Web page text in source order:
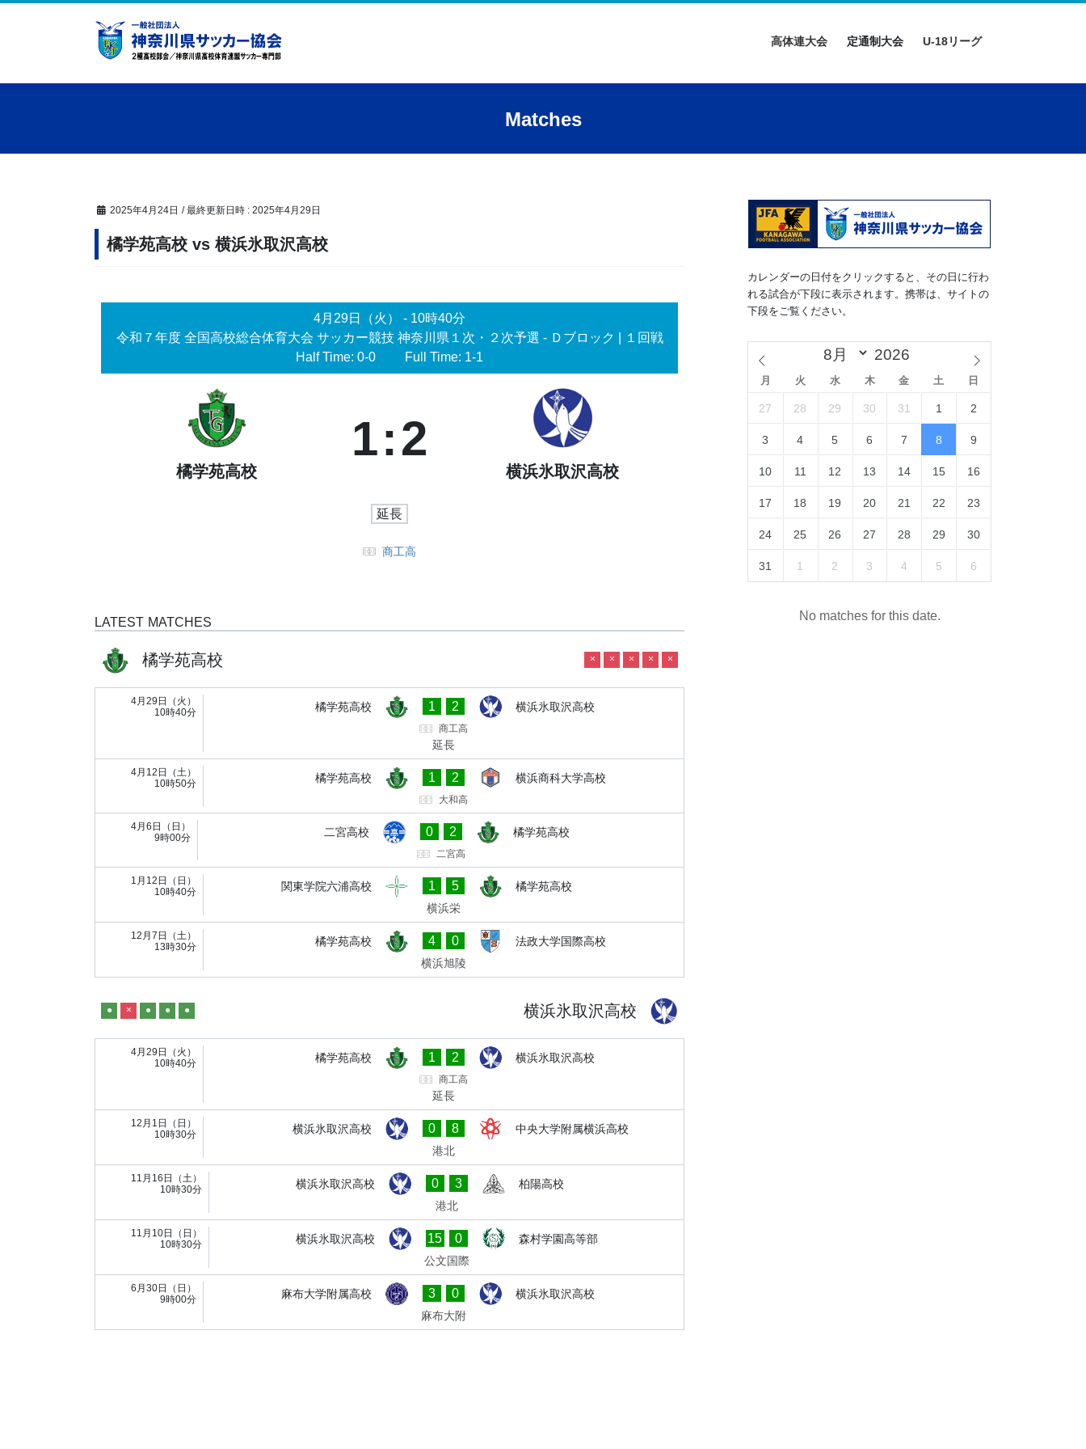
ツ
シ
高体連大会 定通制大会 U-18リーグ
Matches
2025年4月24日 / 最終更新日時 : 2025年4月29日
橘学苑高校 vs 横浜氷取沢高校
4月29日（火） - 10時40分
令和７年度 全国高校総合体育大会 サッカー競技 神奈川県１次・２次予選 - Ｄブロック
| １回戦
Half Time: 0-0
Full Time: 1-1
橘学苑高校
1:2
横浜氷取沢高校
延長
商工高
LATEST MATCHES
橘学苑高校 × × × × ×
4月29日（火）
10時40分
橘学苑高校 1 2 横浜氷取沢高校
商工高
延長
4月12日（土）
10時50分
橘学苑高校 1 2 横浜商科大学高校
大和高
4月6日（日）
9時00分
二宮高校 0 2 橘学苑高校
二宮高
1月12日（日）
10時40分
関東学院六浦高校 1 5
橘学苑高校
横浜栄
12月7日（土）
13時30分
橘学苑高校 4 0
法政大学国際高校
横浜旭陵
横浜氷取沢高校
● × ● ● ●
4月29日（火）
10時40分
橘学苑高校 1 2 横浜氷取沢高校
商工高
延長
12月1日（日）
10時30分
横浜氷取沢高校 0 8
中央大学附属横浜高校
港北
11月16日（土）
10時30分
横浜氷取沢高校 0 3
柏陽高校
港北
11月10日（日）
10時30分
横浜氷取沢高校 15 0
森村学園高等部
公文国際
6月30日（日）
9時00分
麻布大学附属高校 3 0
横浜氷取沢高校
麻布大附
カレンダーの日付をクリックすると、その日に行わ
れる試合が下段に表示されます。携帯は、サイトの
下段をご覧ください。
月 火 水 木 金 土 日
27 28 29 30 31 1 2
3 4 5 6 7 8 9
10 11 12 13 14 15 16
17 18 19 20 21 22 23
24 25 26 27 28 29 30
31 1 2 3 4 5 6
No matches for this date.